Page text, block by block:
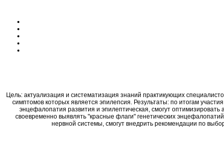
Цель: актуализация и систематизация знаний практикующих
симптомов которых является эпилепсия. Результаты: по итогам
энцефалопатия развития и эпилептическая, смогут
своевременно выявлять "красные флаги" генетических
нервной системы, смогут внедрить рекомендации по